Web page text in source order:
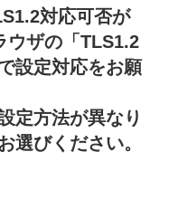
対応可否が
ウザの「TLS1.2
設定対応をお願
定方法が異なり
選びください。